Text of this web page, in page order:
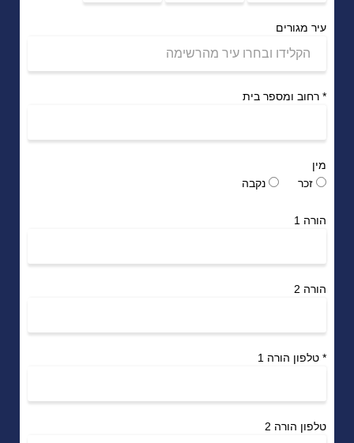
עיר מגורים
* רחוב ומספר בית
מין
זכר
נקבה
הורה 1
הורה 2
* טלפון הורה 1
טלפון הורה 2